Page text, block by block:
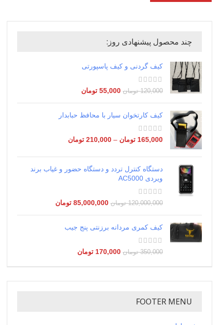
چند محصول پیشنهادی روز:
کیف گردنی و کیف پاسپورتی
120,000 تومان 55,000 تومان
کیف کارتخوان سیار با محافظ حبابدار
165,000 تومان –
210,000 تومان
دستگاه کنترل تردد و دستگاه حضور و غیاب برند
ویردی AC5000
120,000,000 تومان 85,000,000 تومان
کیف کمری مردانه برزنتی پنج جیب
350,000 تومان 170,000 تومان
FOOTER MENU